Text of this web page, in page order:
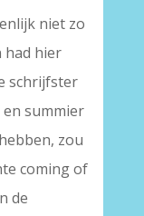
niet zo
had hier
schrijfster
summier
zou
coming of
de